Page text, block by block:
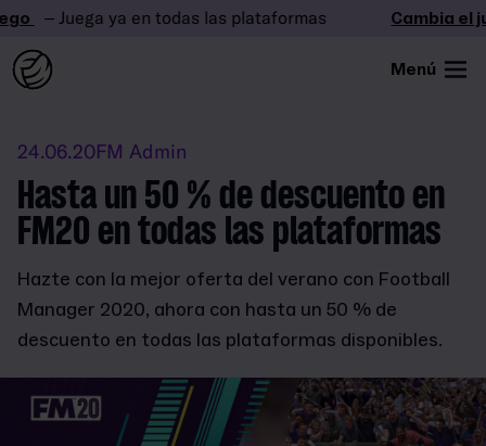
– Juega ya en todas las plataformas Cambia el
Menú
24.06.20FM Admin
Hasta un 50 % de descuento en
FM20 en todas las plataformas
Hazte con la mejor oferta del verano con Football
Manager 2020, ahora con hasta un 50 % de
descuento en todas las plataformas disponibles.